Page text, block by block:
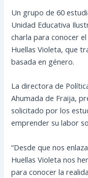
Un grupo de 60
Unidad Educativa
charla para conocer
Huellas Violeta, que
basada en género.
La directora de
Ahumada de Fraija,
solicitado por los
emprender su labor
“Desde que nos
Huellas Violeta nos
para conocer la